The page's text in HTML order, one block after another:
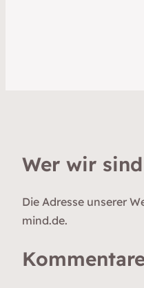
Wer wir sind
Die Adresse unserer
mind.de.